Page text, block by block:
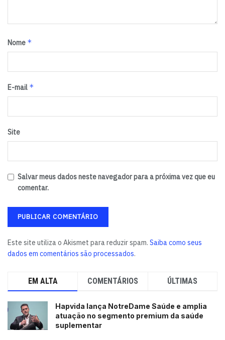
Nome *
E-mail *
Site
Salvar meus dados neste navegador para a próxima vez que eu
comentar.
Este site utiliza o Akismet para reduzir spam. Saiba como seus
dados em comentários são processados.
EM ALTA COMENTÁRIOS ÚLTIMAS
Hapvida lança NotreDame Saúde e amplia
atuação no segmento premium da saúde
suplementar